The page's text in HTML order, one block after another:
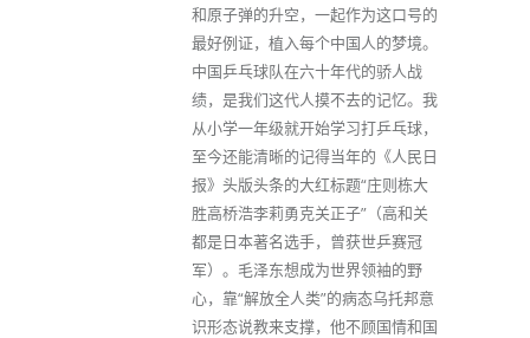
和原子弹的升空，一起作为这口号的
最好例证，植入每个中国人的梦境。
中国乒乓球队在六十年代的骄人战
绩，是我们这代人摸不去的记忆。我
从小学一年级就开始学习打乒乓球，
至今还能清晰的记得当年的《人民日
报》头版头条的大红标题“庄则栋大
胜高桥浩李莉勇克关正子”（高和关
都是日本著名选手，曾获世乒赛冠
军）。毛泽东想成为世界领袖的野
心，靠“解放全人类”的病态乌托邦意
识形态说教来支撑，他不顾国情和国